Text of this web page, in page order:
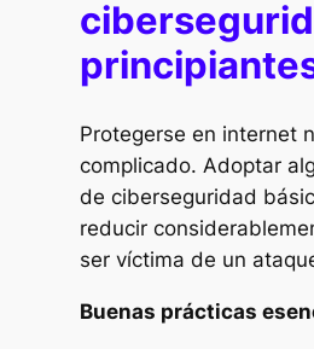
Protegerse en internet
complicado. Adoptar
de ciberseguridad
reducir
ser víctima de un
Buenas prácticas